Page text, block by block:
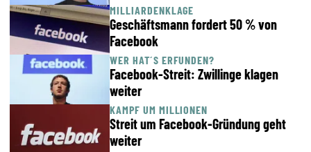
MILLIARDENKLAGE
Geschäftsmann fordert 50 % von
Facebook
WER HAT´S ERFUNDEN?
Facebook-Streit: Zwillinge klagen
weiter
KAMPF UM MILLIONEN
Streit um Facebook-Gründung geht
weiter